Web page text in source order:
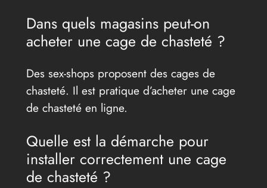
Dans quels magasins peut-on
acheter une cage de chasteté ?
Des sex-shops proposent des cages de
chasteté. Il est pratique d’acheter une cage
de chasteté en ligne.
Quelle est la démarche pour
installer correctement une cage
de chasteté ?